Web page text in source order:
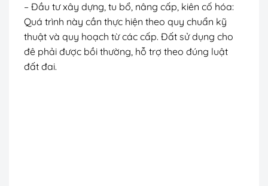
– Đầu tư xây dựng, tu bổ, nâng cấp, kiên cố hóa:
Quá trình này cần thực hiện theo quy chuẩn kỹ
thuật và quy hoạch từ các cấp. Đất sử dụng cho
đê phải được bồi thường, hỗ trợ theo đúng luật
đất đai.